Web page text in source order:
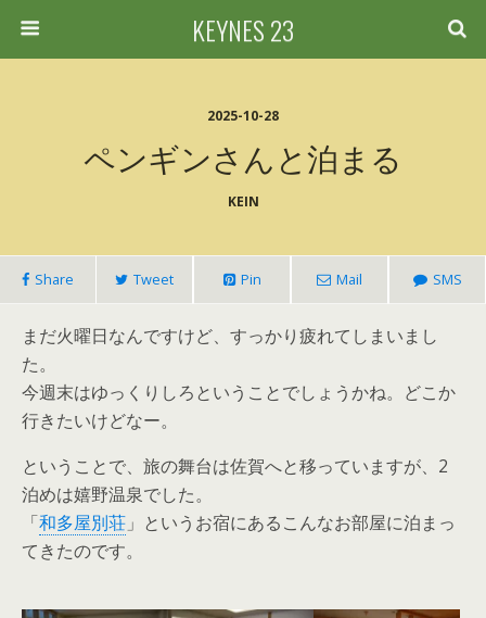
KEYNES 23
2025-10-28
ペンギンさんと泊まる
KEIN
Share Tweet Pin Mail SMS
まだ火曜日なんですけど、すっかり疲れてしまいまし
た。
今週末はゆっくりしろということでしょうかね。どこか
行きたいけどなー。
ということで、旅の舞台は佐賀へと移っていますが、2
泊めは嬉野温泉でした。
「和多屋別荘 」というお宿にあるこんなお部屋に泊まっ
てきたのです。